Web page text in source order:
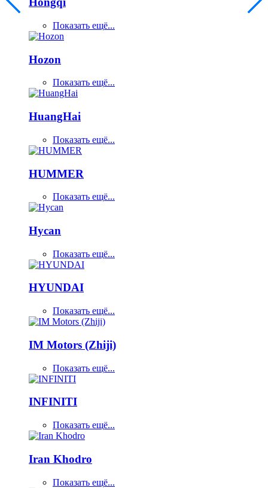
Показать ещё...
Hozon
Показать ещё...
HuangHai
Показать ещё...
HUMMER
Показать ещё...
Hycan
Показать ещё...
HYUNDAI
Показать ещё...
IM Motors (Zhiji)
Показать ещё...
INFINITI
Показать ещё...
Iran Khodro
Показать ещё...